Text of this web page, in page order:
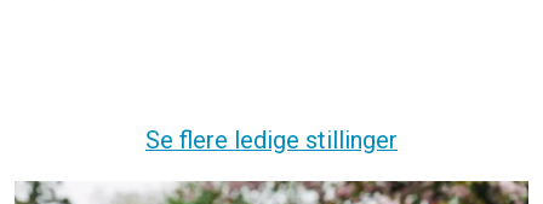
Se flere ledige stillinger